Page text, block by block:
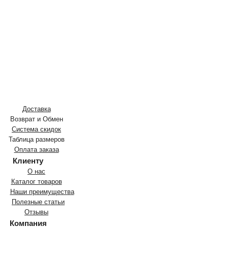
Доставка
Возврат и Обмен
Система скидок
Таблица размеров
Оплата заказа
Клиенту
О нас
Каталог товаров
Наши преимущества
Полезные статьи
Отзывы
Компания